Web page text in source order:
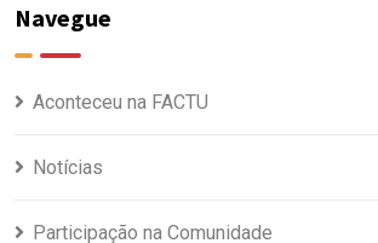
Navegue
Aconteceu na FACTU
Notícias
Participação na Comunidade